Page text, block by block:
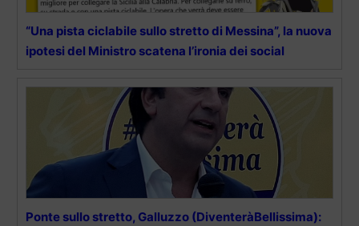
“Una pista ciclabile sullo stretto di Messina”, la nuova
ipotesi del Ministro scatena l’ironia dei social
Ponte sullo stretto, Galluzzo (DiventeràBellissima):